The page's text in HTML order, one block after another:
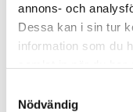
annons- och
Dessa kan i sin tur
information som du
Nödvändig
Liknande
Camille Bauer
Mätvärdesomvandlare